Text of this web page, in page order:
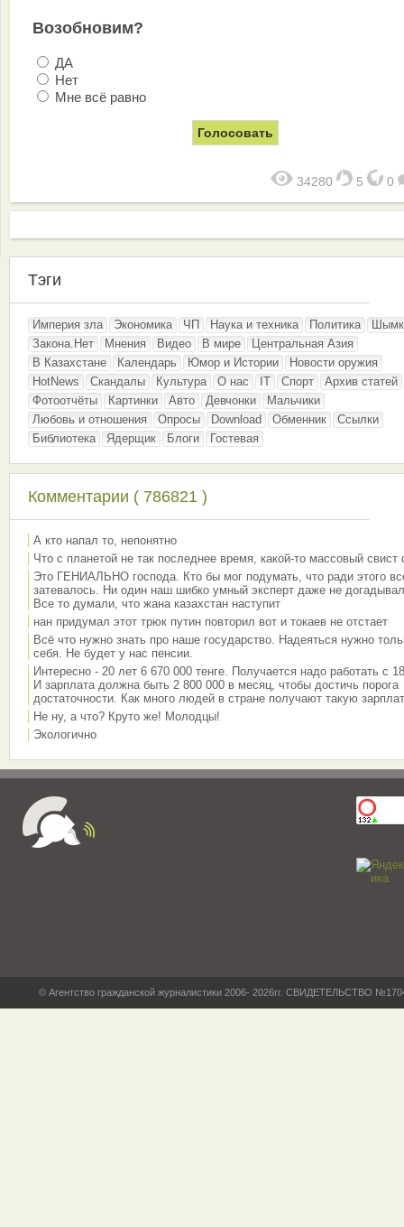
Возобновим?
ДА
Нет
Мне всё равно
34280 5 0
Тэги
Империя зла Экономика ЧП Наука и техника Политика
Закона.Нет
Мнения Видео В мире
Центральная Азия
В Казахстане
Календарь Юмор и Истории
Новости оружия
HotNews
Скандалы Культура О нас IT Спорт
Архив статей
Фотоотчёты
Картинки Авто Девчонки
Мальчики
Любовь и отношения
Опросы Download Обменник
Ссылки
Библиотека
Ядерщик Блоги Гостевая
Комментарии ( 786821 )
А кто напал то, непонятно
Что с планетой не так последнее время, какой-то массовый свист
Это ГЕНИАЛЬНО господа. Кто бы мог подумать, что ради этого
затевалось. Ни один наш шибко умный эксперт даже не
Все то думали, что жана казахстан наступит
нан придумал этот трюк путин повторил вот и токаев не отстает
Всё что нужно знать про наше государство. Надеяться нужно
себя. Не будет у нас пенсии.
Интересно - 20 лет 6 670 000 тенге. Получается надо работать с
И зарплата должна быть 2 800 000 в месяц, чтобы достичь порога
достаточности. Как много людей в стране получают такую
Не ну, а что? Круто же! Молодцы!
Экологично
© Агентство гражданской журналистики 2006- 2026гг. СВИДЕТЕЛЬСТВО